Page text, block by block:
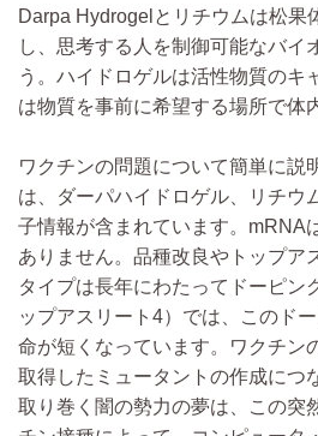
Darpa Hydrogelとリチウムは松果
し、思考する人を制御可能なバイ
う。ハイドロゲルは活性物質のキ
は物質を事前に希望する場所で体
ワクチンの問題について簡単に説
は、ダーパハイドロゲル、リチウ
子情報が含まれています。mRNA
ありません。品種改良やトップア
タイプは長年にわたってドーピン
ップアスリート4）では、このド
命が短くなっています。ワクチン
取得したミュータントの作成につ
取り巻く闇の勢力の夢は、この突